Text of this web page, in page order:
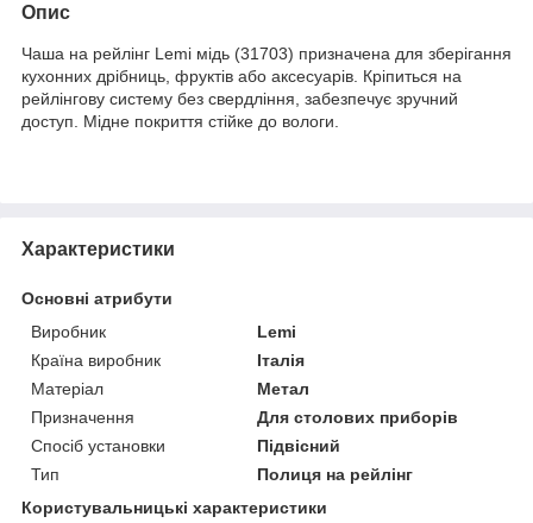
Опис
Чаша на рейлінг Lemi мідь (31703) призначена для зберігання
кухонних дрібниць, фруктів або аксесуарів. Кріпиться на
рейлінгову систему без свердління, забезпечує зручний
доступ. Мідне покриття стійке до вологи.
Характеристики
Основні атрибути
Виробник
Lemi
Країна виробник
Італія
Матеріал
Метал
Призначення
Для столових приборів
Спосіб установки
Підвісний
Тип
Полиця на рейлінг
Користувальницькі характеристики